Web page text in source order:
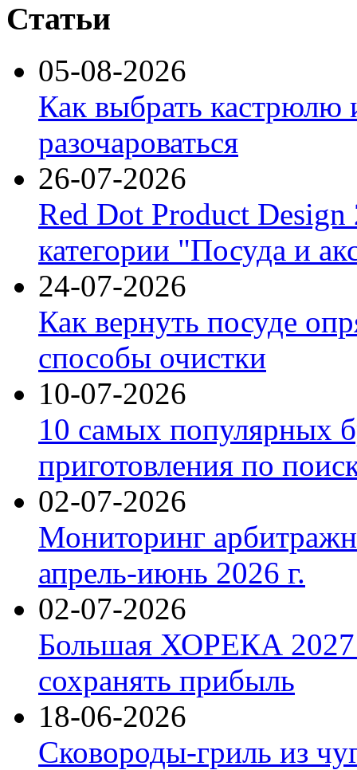
Статьи
05-08-2026
Как выбрать кастрюлю
разочароваться
26-07-2026
Red Dot Product Design
категории "Посуда и
24-07-2026
Как вернуть посуде
способы очистки
10-07-2026
10 самых популярных
приготовления по
02-07-2026
Мониторинг
апрель-июнь 2026 г.
02-07-2026
Большая ХОРЕКА 2027:
сохранять прибыль
18-06-2026
Сковороды-гриль из